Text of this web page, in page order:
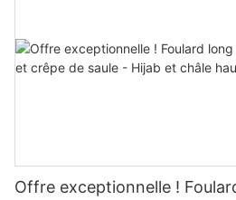
Offre exceptionnelle !